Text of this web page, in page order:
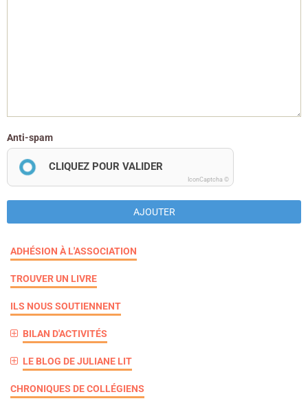
Anti-spam
CLIQUEZ POUR VALIDER
IconCaptcha ©
AJOUTER
ADHÉSION À L'ASSOCIATION
TROUVER UN LIVRE
ILS NOUS SOUTIENNENT
BILAN D'ACTIVITÉS
LE BLOG DE JULIANE LIT
CHRONIQUES DE COLLÉGIENS